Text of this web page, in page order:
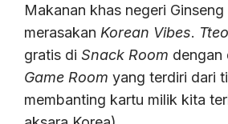
Makanan khas negeri
merasakan Korean Vibes.
gratis di Snack Room dengan
Game Room yang terdiri dari
membanting kartu milik kita